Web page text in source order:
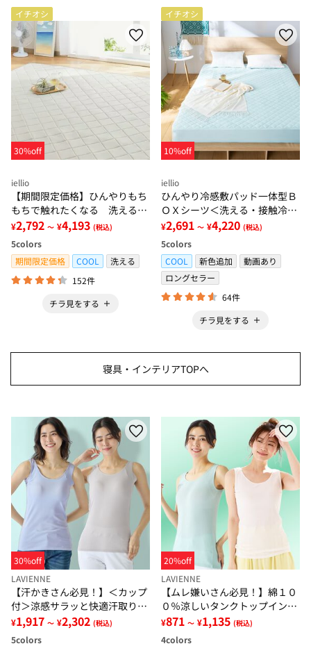
イチオシ
30%off
iellio
【期間限定価格】ひんやりもち
もちで触れたくなる 洗えるラ
グ＜低反発・滑りにくい・接触
冷感・防ダニ・カーペット＞
¥2,792 ～ ¥4,193 (税込)
5colors
期間限定価格
COOL
洗える
152件
チラ見をする
イチオシ
10%off
iellio
ひんやり冷感敷パッド一体型Ｂ
ＯＸシーツ＜洗える・接触冷
感・抗菌防臭・時短・家事楽・
ボックスシーツ・寝苦しさ対策
＞
¥2,691 ～ ¥4,220 (税込)
5colors
COOL
新色追加
動画あり
ロングセラー
64件
チラ見をする
寝具・インテリアTOPへ
30%off
LAVIENNE
【汗かきさん必見！】＜カップ
付＞涼感サラッと快適汗取りタ
ンクトップインナー＜さらりラ
ボ＞
¥1,917 ～ ¥2,302 (税込)
5colors
20%off
LAVIENNE
【ムレ嫌いさん必見！】綿１０
０％涼しいタンクトップインナ
ー＜さらりラボ＞
¥871 ～ ¥1,135 (税込)
4colors